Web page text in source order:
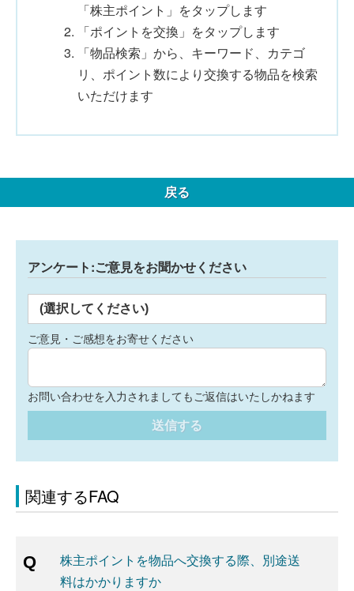
「株主ポイント」をタップします
「ポイントを交換」をタップします
「物品検索」から、キーワード、カテゴ
リ、ポイント数により交換する物品を検索
いただけます
戻る
アンケート:ご意見をお聞かせください
(選択してください)
ご意見・ご感想をお寄せください
お問い合わせを入力されましてもご返信はいたしかねます
送信する
関連するFAQ
株主ポイントを物品へ交換する際、別途送
料はかかりますか